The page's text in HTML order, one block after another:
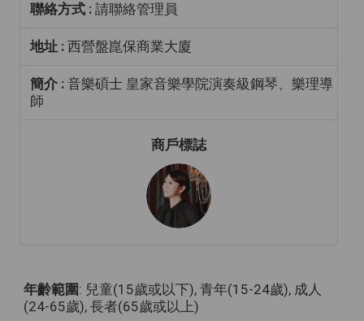
聯絡方式 : 請聯絡管理員
地址 : 西營盤崑保商業大廈
簡介 : 音樂碩士 皇家音樂學院演奏級鋼琴、樂理導
師
商戶標誌
年齡範圍: 兒童(15歲或以下), 青年(15-24歲), 成人
(24-65歲), 長者(65歲或以上)